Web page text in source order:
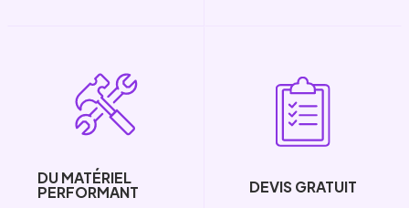
DU MATÉRIEL
PERFORMANT DEVIS GRATUIT